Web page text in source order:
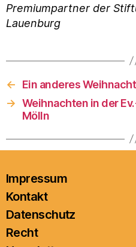
Premiumpartner der
Lauenburg
←
Ein anderes
→ Weihnachten in der
Mölln
Impressum
Kontakt
Datenschutz
Recht